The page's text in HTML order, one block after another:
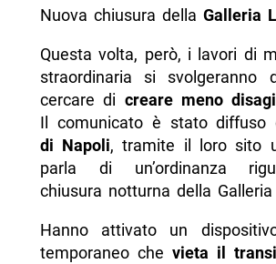
Nuova chiusura della Galleria
Questa volta, però, i lavori di
straordinaria si svolgeranno
cercare di creare meno disagi
Il comunicato è stato
di Napoli, tramite il loro sito
parla di un’ordinanza
chiusura notturna della
Hanno attivato un
temporaneo che vieta il